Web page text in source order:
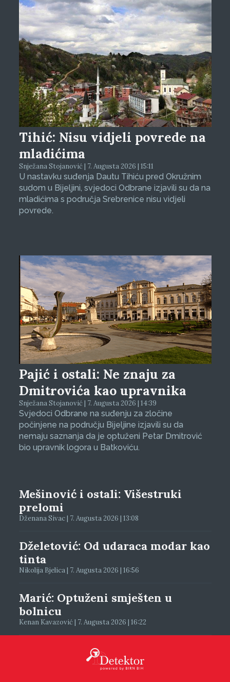
Tihić: Nisu vidjeli povrede na
mladićima
Snježana Stojanović | 7. Augusta 2026 | 15:11
U nastavku suđenja Dautu Tihiću pred Okružnim
sudom u Bijeljini, svjedoci Odbrane izjavili su da na
mladićima s područja Srebrenice nisu vidjeli
povrede.
Pajić i ostali: Ne znaju za
Dmitrovića kao upravnika
Snježana Stojanović | 7. Augusta 2026 | 14:39
Svjedoci Odbrane na suđenju za zločine
počinjene na području Bijeljine izjavili su da
nemaju saznanja da je optuženi Petar Dmitrović
bio upravnik logora u Batkoviću.
Mešinović i ostali: Višestruki
prelomi
Dženana Sivac | 7. Augusta 2026 | 13:08
Dželetović: Od udaraca modar kao
tinta
Nikolija Bjelica | 7. Augusta 2026 | 16:56
Marić: Optuženi smješten u
bolnicu
Kenan Kavazović | 7. Augusta 2026 | 16:22